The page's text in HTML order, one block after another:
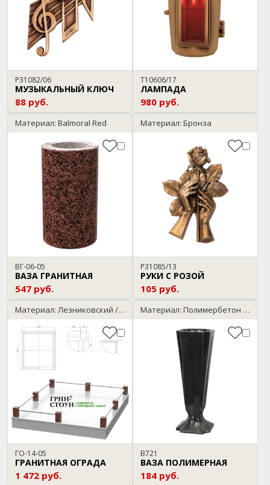
P31082/06
МУЗЫКАЛЬНЫЙ КЛЮЧ
88 руб.
T10606/17
ЛАМПАДА
980 руб.
Материал: Balmoral Red
ВГ-06-05
ВАЗА ГРАНИТНАЯ
547 руб.
Материал: Бронза
P31085/13
РУКИ С РОЗОЙ
105 руб.
Материал: Лезниковский / Нержавейка
ГО-14-05
ГРАНИТНАЯ ОГРАДА
1 472 руб.
Материал: Полимербетон / темный гранит
В721
ВАЗА ПОЛИМЕРНАЯ
184 руб.